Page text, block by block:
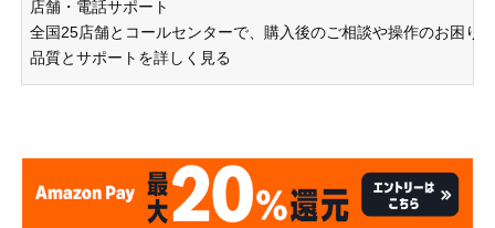
店舗・電話サポート
全国25店舗とコールセンターで、購入後のご相談や操作のお困り
品質とサポートを詳しく見る